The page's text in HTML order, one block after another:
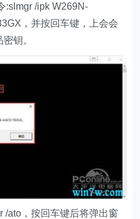
:slmgr /ipk W269N-
，并按回车键，上会会
钥。
/ato，按回车键后将弹出窗